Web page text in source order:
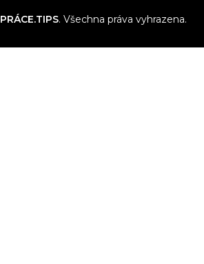
PRÁCE.TIPS. Všechna práva vyhrazena.